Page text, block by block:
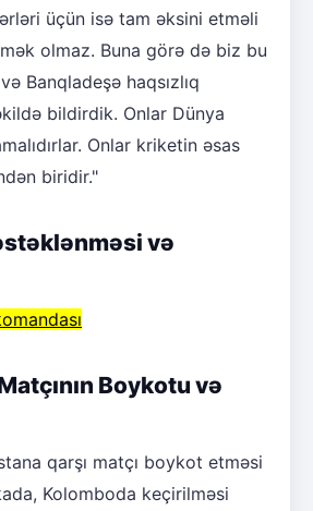
üçün isə tam əksini etməli
olmaz. Buna görə də biz bu
Banqladeşə haqsızlıq
bildirdik. Onlar Dünya
Onlar kriketin əsas
biridir."
və
Boykotu və
qarşı matçı boykot etməsi
Kolomboda keçirilməsi